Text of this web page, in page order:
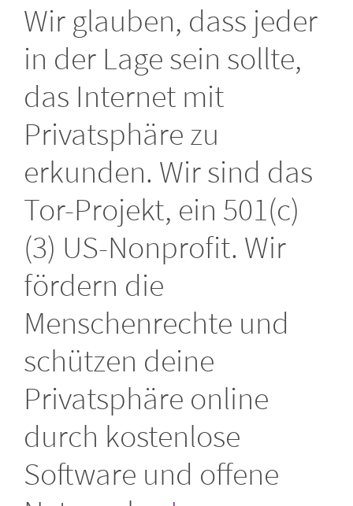
Wir glauben, dass jeder
in der Lage sein sollte,
das Internet mit
Privatsphäre zu
erkunden. Wir sind das
Tor-Projekt, ein 501(c)
(3) US-Nonprofit. Wir
fördern die
Menschenrechte und
schützen deine
Privatsphäre online
durch kostenlose
Software und offene